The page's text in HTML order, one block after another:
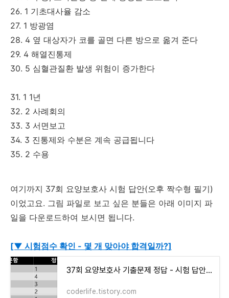
26. 1 기초대사율 감소
27. 1 방광염
28. 4 옆 대상자가 코를 골면 다른 방으로 옮겨 준다
29. 4 해열진통제
30. 5 심혈관질환 발생 위험이 증가한다
31. 1 1년
32. 2 사례회의
33. 3 서면보고
34. 3 진통제와 수분은 계속 공급됩니다
35. 2 수용
여기까지 37회 요양보호사 시험 답안(오후 짝수형 필기)
이었고요. 그림 파일로 보고 싶은 분들은 아래 이미지 파
일을 다운로드하여 보시면 됩니다.
[▼ 시험점수 확인 - 몇 개 맞아야 합격일까?]
37회 요양보호사 기출문제 정답 - 시험 답안 pdf (오전 홀수 필기 + 실기)
coderlife.tistory.com